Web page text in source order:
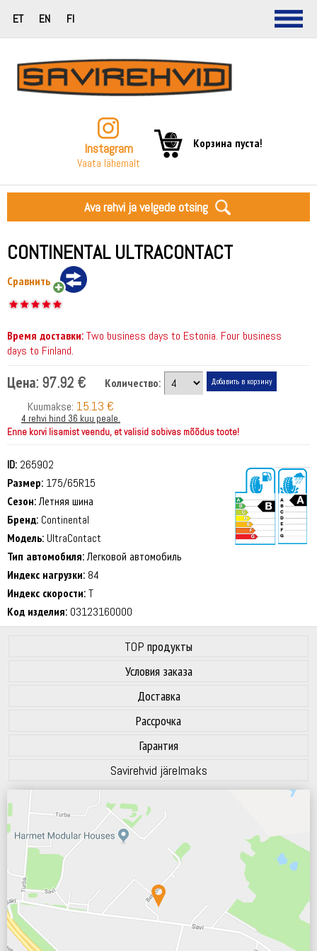
ET EN FI
Instagram
Vaata lähemalt
Корзина пуста!
Ava rehvi ja velgede otsing
CONTINENTAL ULTRACONTACT
Сравнить
Время доставки:Two business days to Estonia. Four business
days to Finland.
Цена: 97.92 €
Количество:
Kuumakse: 15.13 €
4 rehvi hind 36 kuu peale.
Enne korvi lisamist veendu, et valisid sobivas mõõdus toote!
ID: 265902
Размер: 175/65R15
Сезон:Летняя шина
Бренд: Continental
Модель: UltraContact
Тип автомобиля:Легковой автомобиль
Индекс нагрузки: 84
Индекс скорости:T
Код изделия: 03123160000
TOP продукты
Условия заказа
Доставка
Рассрочка
Гарантия
Savirehvid järelmaks